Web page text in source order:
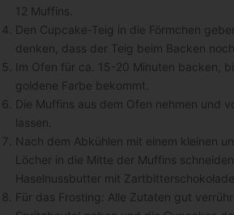
12 Muffins.
Den Cupcake-Teig in die Förmchen
denken, dass der Teig beim Backen
Im Ofen für ca. 15-20 Minuten backen,
goldene Farbe bekommt.
Die Muffins aus dem Ofen nehmen und
lassen.
Nach dem Abkühlen mit einem kleinen
Löcher in die Mitte der Muffins
Haselnussbutter mit
Für das Frosting: Alle Zutaten gut